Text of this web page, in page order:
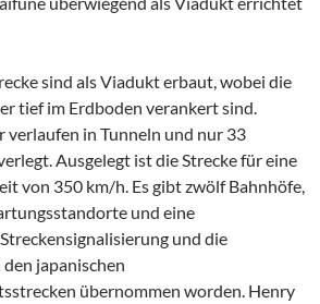
sind als Viadukt erbaut, wobei die
tief im Erdboden verankert sind.
in Tunneln und nur 33
Ausgelegt ist die Strecke für eine
von 350 km/h. Es gibt zwölf Bahnhöfe,
und eine
und die
japanischen
übernommen worden. Henry